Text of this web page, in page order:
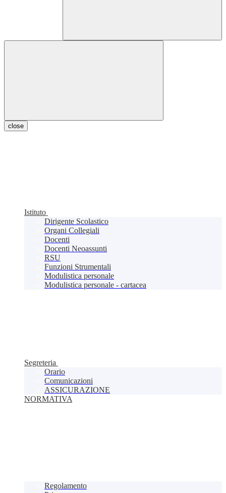
close
Istituto
Dirigente Scolastico
Organi Collegiali
Docenti
Docenti Neoassunti
RSU
Funzioni Strumentali
Modulistica personale
Modulistica personale - cartacea
Segreteria
Orario
Comunicazioni
ASSICURAZIONE
NORMATIVA
Regolamento